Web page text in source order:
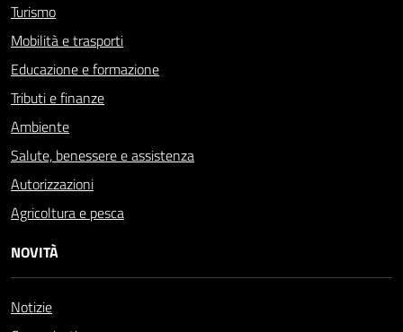
Turismo
Mobilità e trasporti
Educazione e formazione
Tributi e finanze
Ambiente
Salute, benessere e assistenza
Autorizzazioni
Agricoltura e pesca
NOVITÀ
Notizie